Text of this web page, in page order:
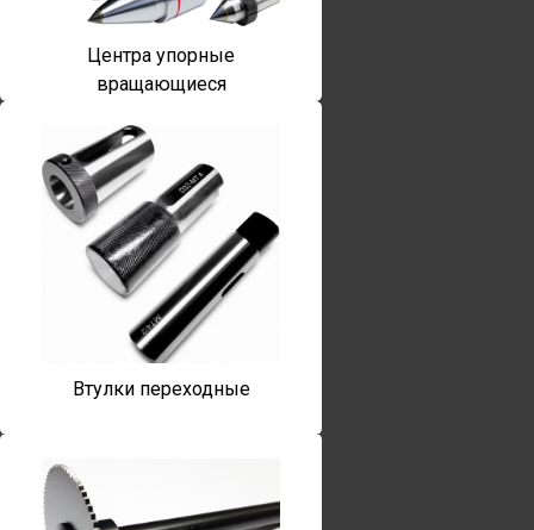
Центра упорные
вращающиеся
Втулки переходные